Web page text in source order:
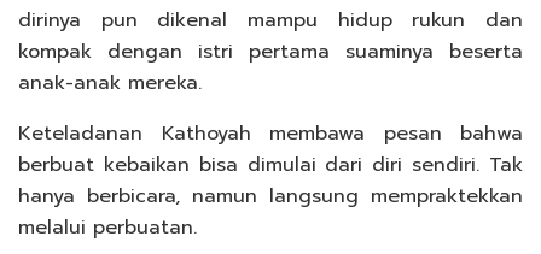
dirinya pun dikenal mampu hidup rukun dan
kompak dengan istri pertama suaminya beserta
anak-anak mereka.
Keteladanan Kathoyah membawa pesan bahwa
berbuat kebaikan bisa dimulai dari diri sendiri. Tak
hanya berbicara, namun langsung mempraktekkan
melalui perbuatan.